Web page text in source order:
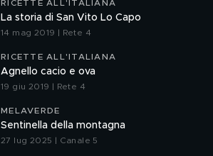
RICETTE ALL'ITALIANA
La storia di San Vito Lo Capo
14 mag 2019 | Rete 4
RICETTE ALL'ITALIANA
Agnello cacio e ova
19 giu 2019 | Rete 4
MELAVERDE
Sentinella della montagna
27 lug 2025 | Canale 5